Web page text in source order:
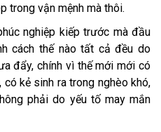
trong vận mệnh mà thôi.
nghiệp kiếp trước mà đầu
cách thế nào tất cả đều do
đẩy, chính vì thế mới mới có
kẻ sinh ra trong nghèo khó,
phải do yếu tố may mắn